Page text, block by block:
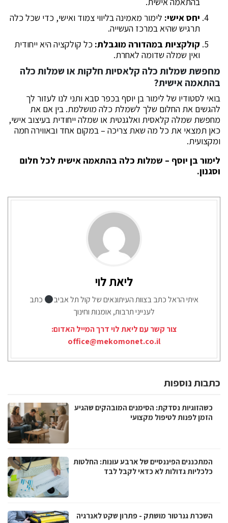
יחס אישי: לימור מאמינה בליווי צמוד ואישי, כדי שכל כלה
תרגיש שהיא במרכז העשייה.
קולקציות במהדורה מוגבלת: כל קולקציה היא ייחודית
ואין שמלה שדומה לאחרת.
מחפשת שמלות כלה קלאסיות חלקות או שמלות כלה
בהתאמה אישית?
בואי לסטודיו של לימור בן יוסף בכפר סבא ותני לנו לעזור לך
להגשים את החלום שלך לשמלת כלה מושלמת. בין אם את
מחפשת שמלה קלאסית ואלגנטית או שמלה ייחודית בעיצוב אישי,
כאן תמצאי את כל מה שאת צריכה – במקום אחד ובאווירה חמה
ומקצועית.
לימור בן יוסף – שמלות כלה בהתאמה אישית לכל חלום
וסגנון.
ליאת לוי
איתי הראל כתב בצוות העיתונאים של קול תל אביב
כתב
לענייני תרבות, אומנות וחינוך
צור קשר עם ליאת לוי דרך המייל האדום:
office@mekomonet.co.il
כתבות נוספות
כשהזוגיות נסדקת: הסימנים המובהקים שהגיע
הזמן לפנות לטיפול מקצועי
המתכננים הפיננסיים של ארבע עונות: החלטות
כלכליות גדולות לא כדאי לקבל לבד
השכרת גנרטור מושתק - פתרון שקט לאנרגיה